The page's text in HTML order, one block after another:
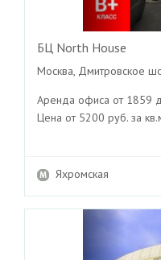
БЦ North House
Москва, Дмитровское
Аренда офиса от 1859
Цена от 5200 руб. за
Яхромская
Previous